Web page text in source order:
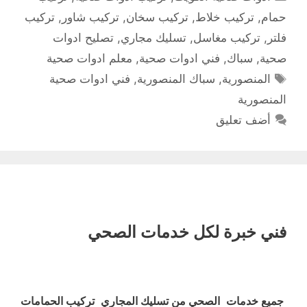
حمام, تركيب خلاط, تركيب سخان, تركيب شاور , تركيب
فلتر , تركيب مغاسل, تسليك مجاري, تصليح ادوات
صحية, سباك, فني ادوات صحية, معلم ادوات صحية
الوسوم
المنصورية, سباك المنصورية, فني ادوات صحية
المنصورية
أضف تعليق
فني خبرة لكل خدمات الصحي
جميع خدمات الصحي من تسليك المجاري تركيب الحمامات